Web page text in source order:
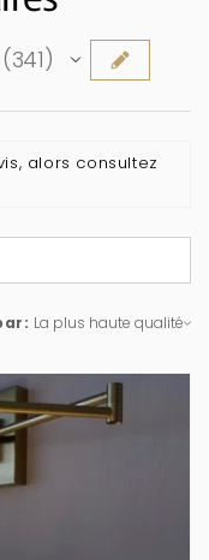
341
341
alors consultez